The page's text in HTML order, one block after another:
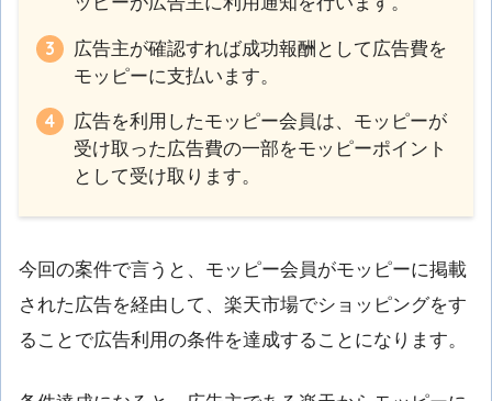
広告主が確認すれば成功報酬として広告費を
モッピーに支払います。
広告を利用したモッピー会員は、モッピーが
受け取った広告費の一部をモッピーポイント
として受け取ります。
今回の案件で言うと、モッピー会員がモッピーに掲載
された広告を経由して、楽天市場でショッピングをす
ることで広告利用の条件を達成することになります。